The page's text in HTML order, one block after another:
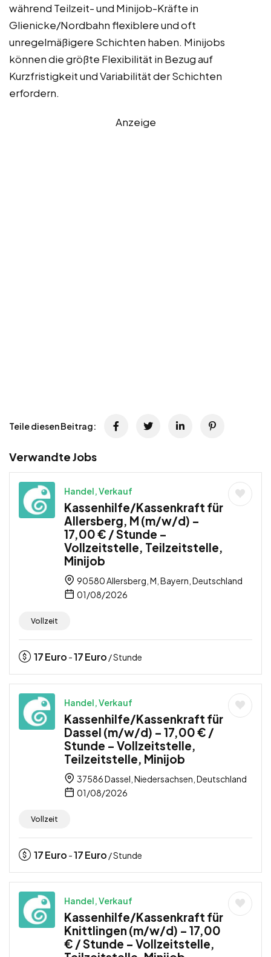
während Teilzeit- und Minijob-Kräfte in
Glienicke/Nordbahn flexiblere und oft
unregelmäßigere Schichten haben. Minijobs
können die größte Flexibilität in Bezug auf
Kurzfristigkeit und Variabilität der Schichten
erfordern.
Anzeige
Teile diesen Beitrag:
Verwandte Jobs
Handel, Verkauf
Kassenhilfe/Kassenkraft für
Allersberg, M (m/w/d) –
17,00 € / Stunde –
Vollzeitstelle, Teilzeitstelle,
Minijob
90580 Allersberg, M, Bayern, Deutschland
01/08/2026
Vollzeit
17Euro -17Euro / Stunde
Handel, Verkauf
Kassenhilfe/Kassenkraft für
Dassel (m/w/d) – 17,00 € /
Stunde – Vollzeitstelle,
Teilzeitstelle, Minijob
37586 Dassel, Niedersachsen, Deutschland
01/08/2026
Vollzeit
17Euro -17Euro / Stunde
Handel, Verkauf
Kassenhilfe/Kassenkraft für
Knittlingen (m/w/d) – 17,00
€ / Stunde – Vollzeitstelle,